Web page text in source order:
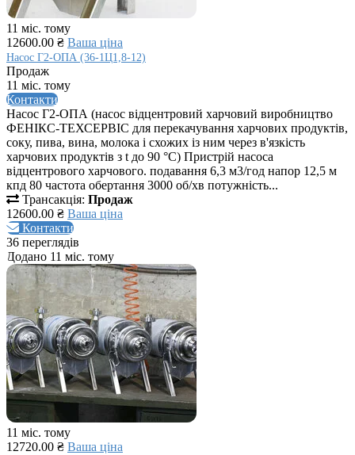
11 міс. тому
12600.00 ₴ Ваша ціна
Насос Г2-ОПА (36-1Ц1,8-12)
Продаж
11 міс. тому
Контакти
Насос Г2-ОПА (насос відцентровий харчовий виробництво
ФЕНІКС-ТЕХСЕРВІС для перекачування харчових продуктів,
соку, пива, вина, молока і схожих із ним через в'язкість
харчових продуктів з t до 90 °C) Пристрій насоса
відцентрового харчового. подавання 6,3 м3/год напор 12,5 м
кпд 80 частота обертання 3000 об/хв потужність...
Трансакція: Продаж
12600.00 ₴ Ваша ціна
Контакти
36 переглядів
Додано 11 міс. тому
11 міс. тому
12720.00 ₴ Ваша ціна